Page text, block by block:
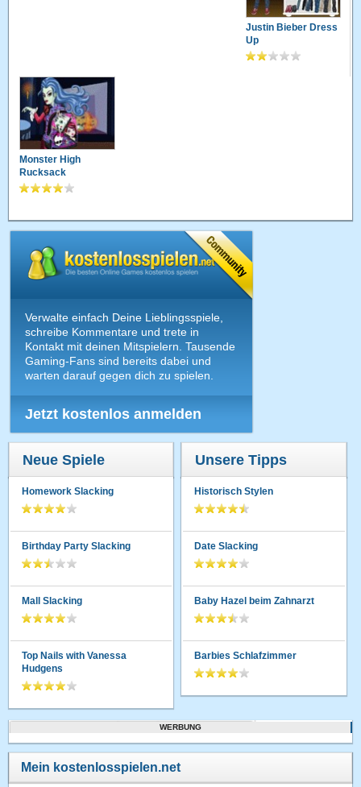
Justin Bieber Dress
Up
Monster High
Rucksack
Verwalte einfach Deine Lieblingsspiele,
schreibe Kommentare und trete in
Kontakt mit deinen Mitspielern. Tausende
Gaming-Fans sind bereits dabei und
warten darauf gegen dich zu spielen.
Jetzt kostenlos anmelden
Neue Spiele
Homework Slacking
Birthday Party Slacking
Mall Slacking
Top Nails with Vanessa
Hudgens
Unsere Tipps
Historisch Stylen
Date Slacking
Baby Hazel beim Zahnarzt
Barbies Schlafzimmer
WERBUNG
Mein kostenlosspielen.net